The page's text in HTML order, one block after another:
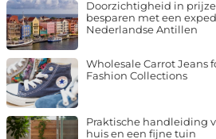
besparen met een
Nederlandse Antillen
Wholesale Carrot Jeans
Fashion Collections
Praktische handleiding
huis en een fijne tuin